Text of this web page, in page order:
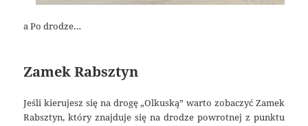
a Po drodze…
Zamek Rabsztyn
Jeśli kierujesz się na drogę „Olkuską” warto zobaczyć Zamek
Rabsztyn, który znajduje się na drodze powrotnej z punktu